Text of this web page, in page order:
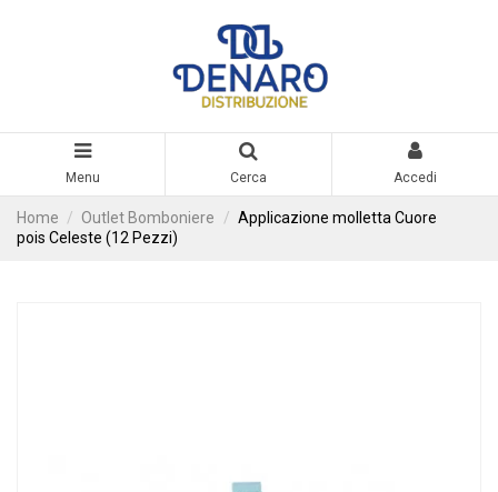
Menu Cerca Accedi
Home Outlet Bomboniere
Applicazione molletta Cuore
pois Celeste (12 Pezzi)